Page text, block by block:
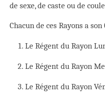
de sexe, de caste ou de
Chacun de ces Rayons a son
Le Régent du Rayon
Le Régent du Rayon
Le Régent du Rayon